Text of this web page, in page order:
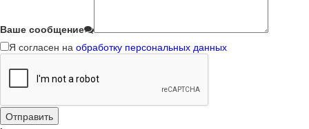
Ваше сообщение
Я согласен на обработку персональных данных